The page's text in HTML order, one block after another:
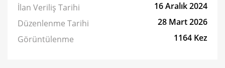
İlan Veriliş Tarihi
16 Aralık 2024
Düzenlenme Tarihi
28 Mart 2026
Görüntülenme
1164 Kez